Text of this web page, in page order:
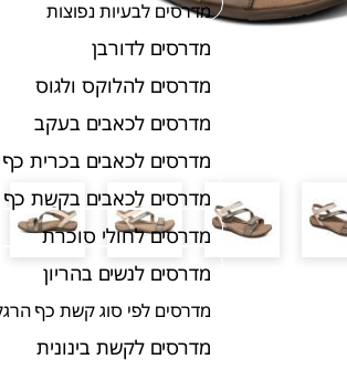
מדרסים לבעיות נפוצות
מדרסים לדורבן
מדרסים להלוקס ולגוס
מדרסים לכאבים בעקב
מדרסים לכאבים בכרית
מדרסים לכאבים בקשת כף
מדרסים לחולי סוכרת
מדרסים לנשים בהריון
מדרסים לפי סוג קשת כף
מדרסים לקשת בינונית